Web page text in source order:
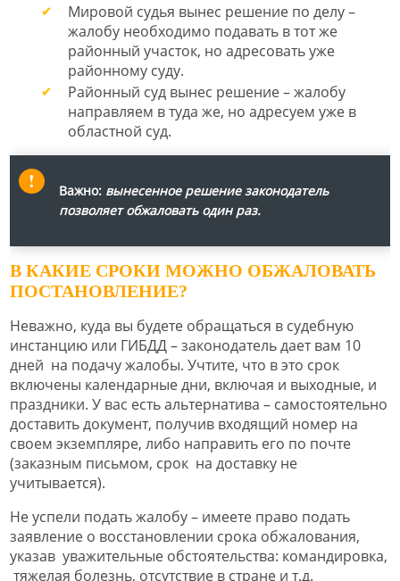
Мировой судья вынес решение по делу –
жалобу необходимо подавать в тот же
районный участок, но адресовать уже
районному суду.
Районный суд вынес решение – жалобу
направляем в туда же, но адресуем уже в
областной суд.
Важно: вынесенное решение законодатель
позволяет обжаловать один раз.
В КАКИЕ СРОКИ МОЖНО ОБЖАЛОВАТЬ
ПОСТАНОВЛЕНИЕ?
Неважно, куда вы будете обращаться в судебную
инстанцию или ГИБДД – законодатель дает вам 10
дней на подачу жалобы. Учтите, что в это срок
включены календарные дни, включая и выходные, и
праздники. У вас есть альтернатива – самостоятельно
доставить документ, получив входящий номер на
своем экземпляре, либо направить его по почте
(заказным письмом, срок на доставку не
учитывается).
Не успели подать жалобу – имеете право подать
заявление о восстановлении срока обжалования,
указав уважительные обстоятельства: командировка,
тяжелая болезнь, отсутствие в стране и т.д.